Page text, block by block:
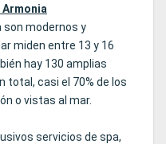
son modernos y
miden entre 13 y 16
hay 130 amplias
total, casi el 70% de los
o vistas al mar.
servicios de spa,